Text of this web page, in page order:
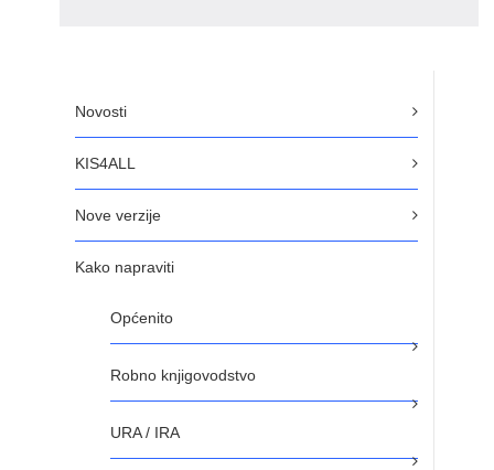
Novosti
KIS4ALL
Nove verzije
Kako napraviti
Općenito
Robno knjigovodstvo
URA / IRA